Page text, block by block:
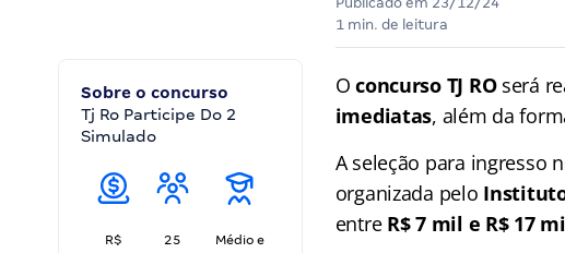
1 min. de leitura
Sobre o concurso
Tj Ro Participe Do 2
Simulado
R$
25
Médio e
Oconcurso TJ ROserá
imediatas, além da
A seleção para ingresso
organizada pelo
entre R$ 7 mil e R$ 17